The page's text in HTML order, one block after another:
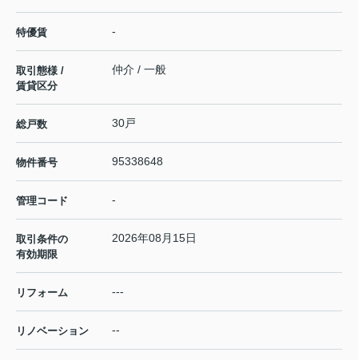
特優賃 -
取引態様 /
賃貸区分
仲介 / 一般
総戸数 30戸
物件番号 95338648
管理コード -
取引条件の
有効期限
2026年08月15日
リフォーム ---
リノベーション --